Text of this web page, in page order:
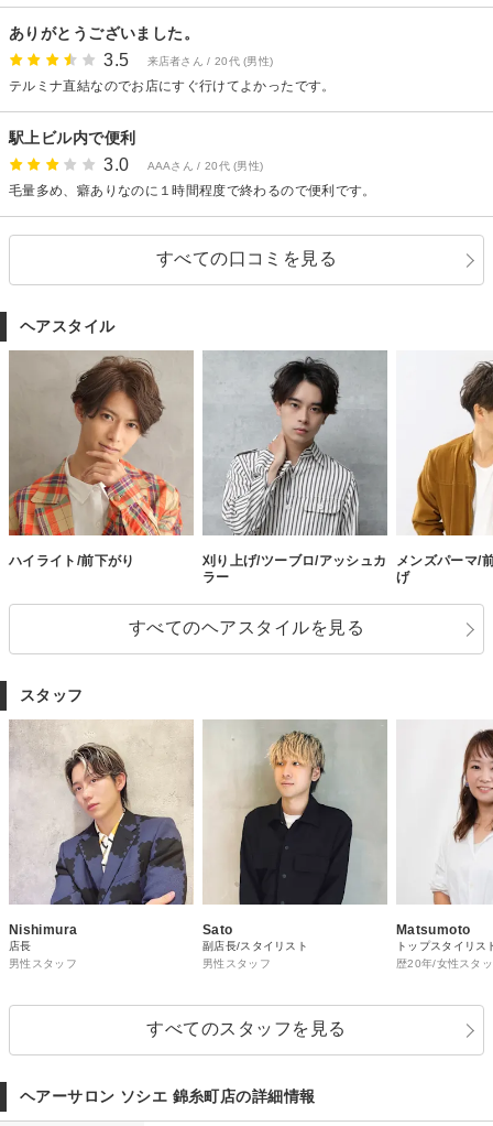
ありがとうございました。
3.5 来店者さん / 20代 (男性)
テルミナ直結なのでお店にすぐ行けてよかったです。
駅上ビル内で便利
3.0 AAAさん / 20代 (男性)
毛量多め、癖ありなのに１時間程度で終わるので便利です。
すべての口コミを見る
ヘアスタイル
ハイライト/前下がり
刈り上げ/ツーブロ/アッシュカ
ラー
メンズパーマ/
げ
すべてのヘアスタイルを見る
スタッフ
Nishimura
店長
男性スタッフ
Sato
副店長/スタイリスト
男性スタッフ
Matsumoto
トップスタイリス
歴20年/女性スタ
すべてのスタッフを見る
ヘアーサロン ソシエ 錦糸町店の詳細情報